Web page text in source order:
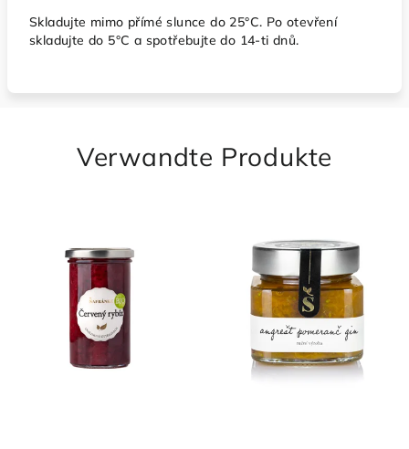
Skladujte mimo přímé slunce do 25°C. Po otevření
skladujte do 5°C a spotřebujte do 14-ti dnů.
Verwandte Produkte